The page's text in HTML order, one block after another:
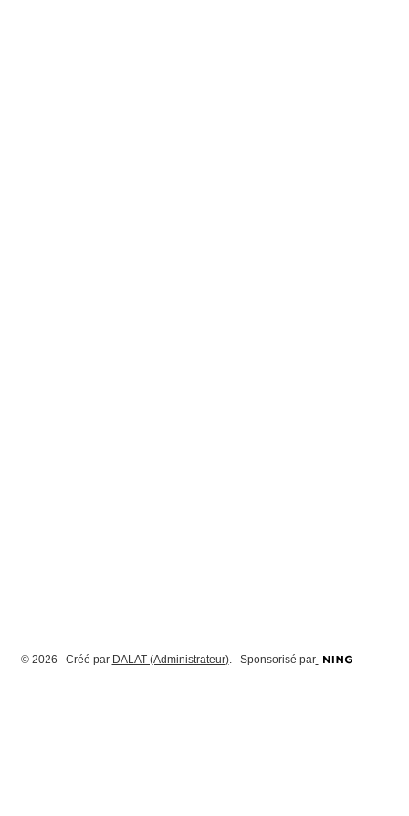
© 2026 Créé par DALAT (Administrateur). Sponsorisé par